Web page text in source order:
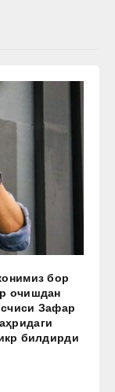
бор
очишдан
Зафар
билдирди